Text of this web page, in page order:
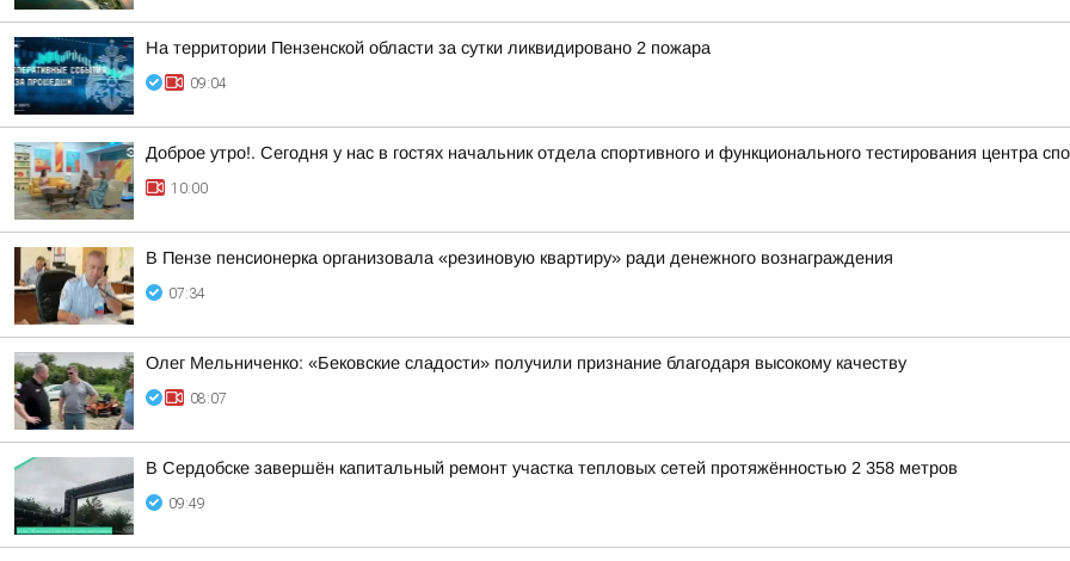
На территории Пензенской области за сутки ликвидировано 2 пожара
09:04
Доброе утро!. Сегодня у нас в гостях начальник отдела спортивного и функционального тестирования центра
10:00
В Пензе пенсионерка организовала «резиновую квартиру» ради денежного вознаграждения
07:34
Олег Мельниченко: «Бековские сладости» получили признание благодаря высокому качеству
08:07
В Сердобске завершён капитальный ремонт участка тепловых сетей протяжённостью 2 358 метров
09:49